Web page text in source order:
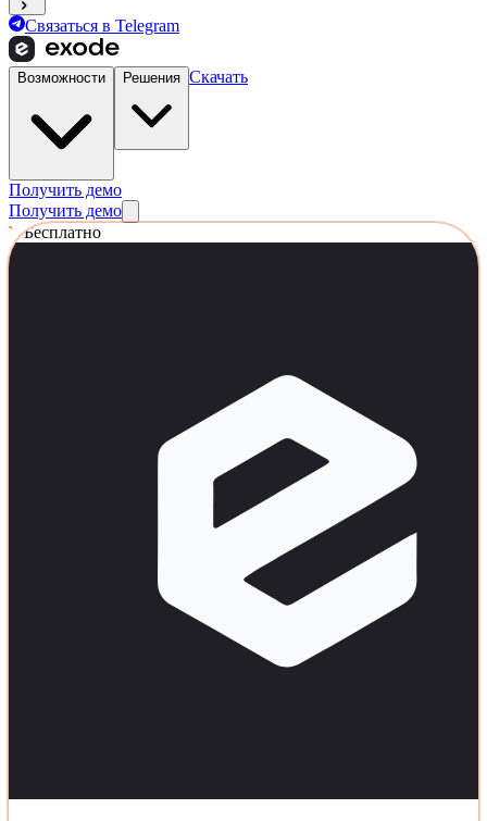
Связаться в Telegram
Возможности Решения Скачать
Получить демо
Получить демо
Бесплатно